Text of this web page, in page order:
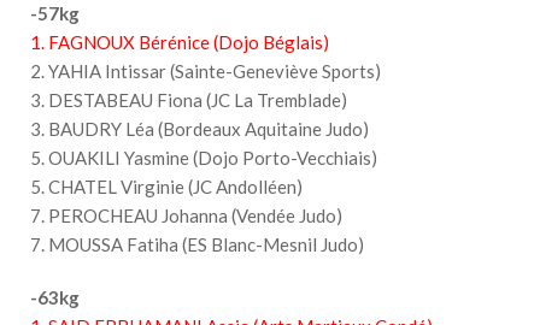
-57kg
1. FAGNOUX Bérénice (Dojo Béglais)
2. YAHIA Intissar (Sainte-Geneviève Sports)
3. DESTABEAU Fiona (JC La Tremblade)
3. BAUDRY Léa (Bordeaux Aquitaine Judo)
5. OUAKILI Yasmine (Dojo Porto-Vecchiais)
5. CHATEL Virginie (JC Andolléen)
7. PEROCHEAU Johanna (Vendée Judo)
7. MOUSSA Fatiha (ES Blanc-Mesnil Judo)
-63kg